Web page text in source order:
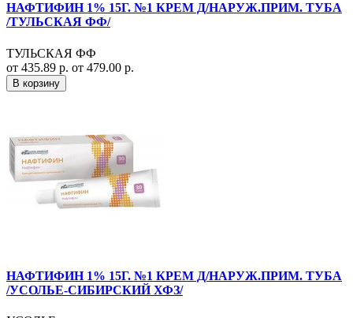
НАФТИФИН 1% 15Г. №1 КРЕМ Д/НАРУЖ.ПРИМ. ТУБА
/ТУЛЬСКАЯ ФФ/
ТУЛЬСКАЯ ФФ
от 435.89 р. от 479.00 р.
В корзину
НАФТИФИН 1% 15Г. №1 КРЕМ Д/НАРУЖ.ПРИМ. ТУБА
/УСОЛЬЕ-СИБИРСКИЙ ХФЗ/